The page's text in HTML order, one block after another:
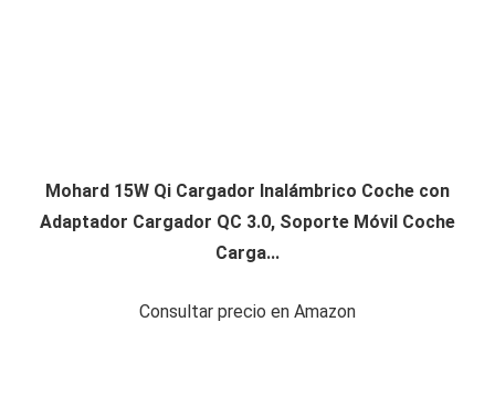
Mohard 15W Qi Cargador Inalámbrico Coche con
Adaptador Cargador QC 3.0, Soporte Móvil Coche
Carga...
Consultar precio en Amazon